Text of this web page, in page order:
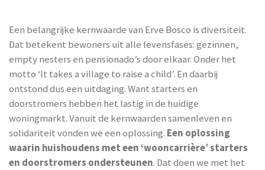
Een belangrijke kernwaarde van Erve Bosco is diversiteit.
Dat betekent bewoners uit alle levensfases: gezinnen,
empty nesters en pensionado’s door elkaar. Onder het
motto ‘It takes a village to raise a child’. En daarbij
ontstond dus een uitdaging. Want starters en
doorstromers hebben het lastig in de huidige
woningmarkt. Vanuit de kernwaarden samenleven en
solidariteit vonden we een oplossing. Een oplossing
waarin huishoudens met een ‘wooncarrière’ starters
en doorstromers ondersteunen. Dat doen we met het